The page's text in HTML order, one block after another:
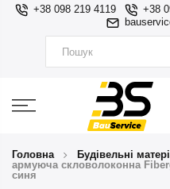
+38 098 219 4119 +38
Головна Будівельні
армуюча скловолоконна
синя